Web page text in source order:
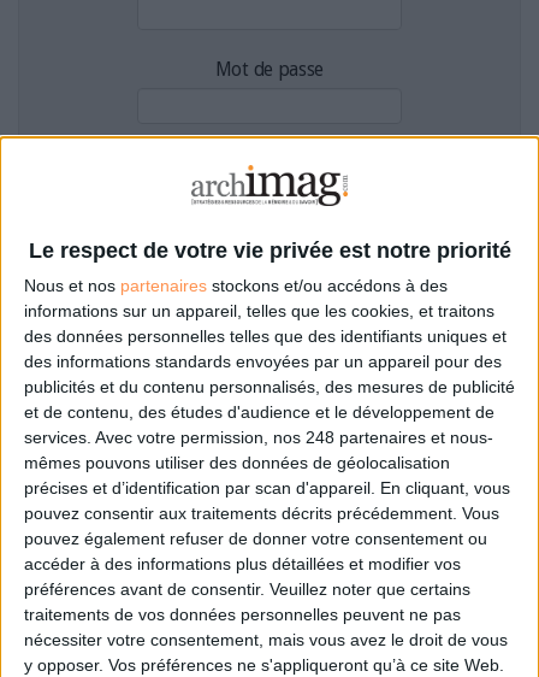
Le respect de votre vie privée est notre priorité
Nous et nos partenaires stockons et/ou accédons à des
informations sur un appareil, telles que les cookies, et traitons
des données personnelles telles que des identifiants uniques et
des informations standards envoyées par un appareil pour des
publicités et du contenu personnalisés, des mesures de publicité
et de contenu, des études d'audience et le développement de
services. Avec votre permission, nos 248 partenaires et nous-
mêmes pouvons utiliser des données de géolocalisation
précises et d’identification par scan d'appareil. En cliquant, vous
pouvez consentir aux traitements décrits précédemment. Vous
pouvez également refuser de donner votre consentement ou
accéder à des informations plus détaillées et modifier vos
préférences avant de consentir. Veuillez noter que certains
traitements de vos données personnelles peuvent ne pas
nécessiter votre consentement, mais vous avez le droit de vous
y opposer. Vos préférences ne s'appliqueront qu’à ce site Web.
LES LIVRES BLANCS
LES SUPPLÉMENTS
NOS OFFRES D'ABONNEMENTS
Mot de passe
Filtre anti-spam
Mot de passe oublié ?
Pas encore de compte?
Je m'inscris pour commenter les articles
ou déposer mon CV